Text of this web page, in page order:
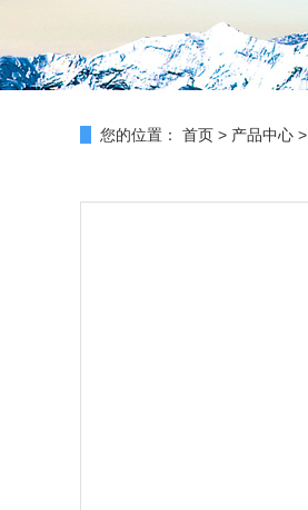
您的位置： 首页 > 产品中心 >